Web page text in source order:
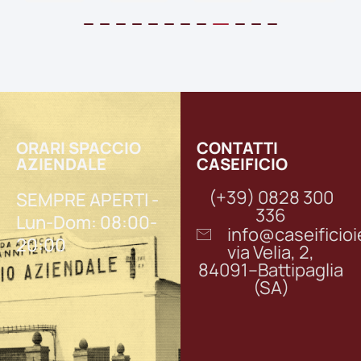
SEMPRE APERTI -
Lun-Dom: 08:00-
20:00
ORARI SPACCIO
AZIENDALE
(+39) 0828 300
336
via Velia, 2,
84091–Battipaglia
(SA)
CONTATTI
CASEIFICIO